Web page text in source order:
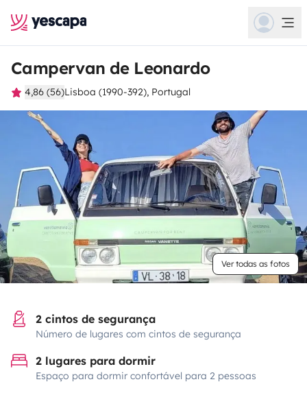
Campervan de Leonardo
4,86 (56)Lisboa (1990-392), Portugal
Ver todas as fotos
2 cintos de segurança
Número de lugares com cintos de segurança
2 lugares para dormir
Espaço para dormir confortável para 2 pessoas